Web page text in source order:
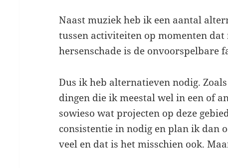
Naast muziek heb ik een aantal
tussen activiteiten op momenten
hersenschade is de onvoorspelbare
Dus ik heb alternatieven nodig.
dingen die ik meestal wel in een of
sowieso wat projecten op deze
consistentie in nodig en plan ik dan
veel en dat is het misschien ook.